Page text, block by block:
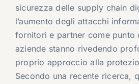
sicurezza delle supply chain
l’aumento degli attacchi
fornitori e partner come punto
aziende stanno rivedendo
proprio approccio alla
Secondo una recente ricerca,